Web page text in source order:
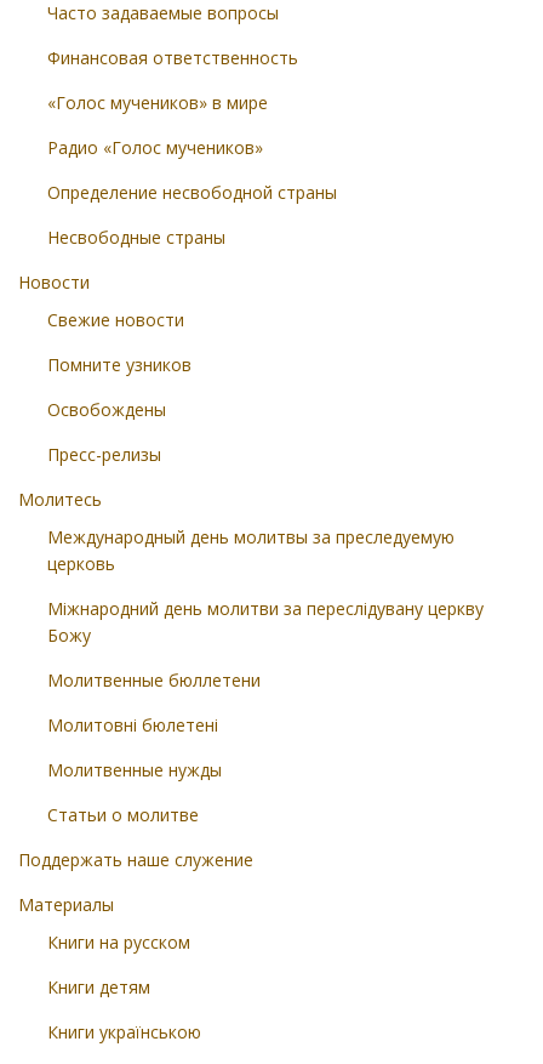
Часто задаваемые вопросы
Финансовая ответственность
«Голос мучеников» в мире
Радио «Голос мучеников»
Определение несвободной страны
Несвободные страны
Новости
Свежие новости
Помните узников
Освобождены
Пресс-релизы
Молитесь
Международный день молитвы за преследуемую
церковь
Міжнародний день молитви за переслідувану церкву
Божу
Молитвенные бюллетени
Молитовні бюлетені
Молитвенные нужды
Статьи о молитве
Поддержать наше служение
Материалы
Книги на русском
Книги детям
Книги українською